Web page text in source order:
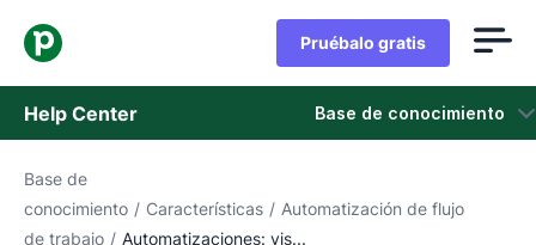
Pruébalo gratis
Help Center Base de conocimiento
Base de conocimiento
Base de
conocimiento / Características / Automatización de flujo
de trabajo / Automatizaciones: vis...